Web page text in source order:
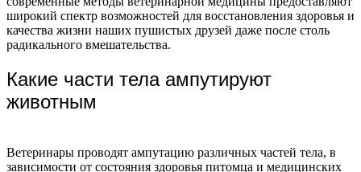
широкий спектр возможностей для восстановления здоровья и
качества жизни наших пушистых друзей даже после столь
радикального вмешательства.
Какие части тела ампутируют
животным
Ветеринары проводят ампутацию различных частей тела, в
зависимости от состояния здоровья питомца и медицинских